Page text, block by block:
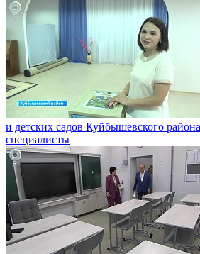
и детских садов Куйбышевского
специалисты